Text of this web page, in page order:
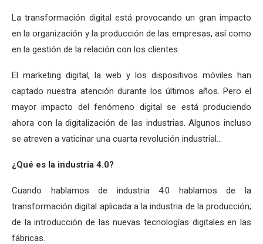
La transformación digital está provocando un gran impacto
en la organización y la producción de las empresas, así como
en la gestión de la relación con los clientes.
El marketing digital, la web y los dispositivos móviles han
captado nuestra atención durante los últimos años. Pero el
mayor impacto del fenómeno digital se está produciendo
ahora con la digitalización de las industrias. Algunos incluso
se atreven a vaticinar una cuarta revolución industrial…
¿Qué es la industria 4.0?
Cuando hablamos de industria 4.0 hablamos de la
transformación digital aplicada a la industria de la producción;
de la introducción de las nuevas tecnologías digitales en las
fábricas.